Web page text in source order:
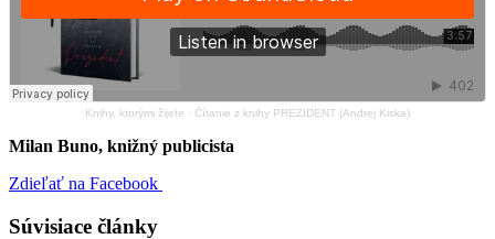
Knihy, ktorými žijete · Čítanie z knihy PREZIDENT (Andrej Kiska)
Milan Buno, knižný publicista
Zdieľať na Facebook
Súvisiace články